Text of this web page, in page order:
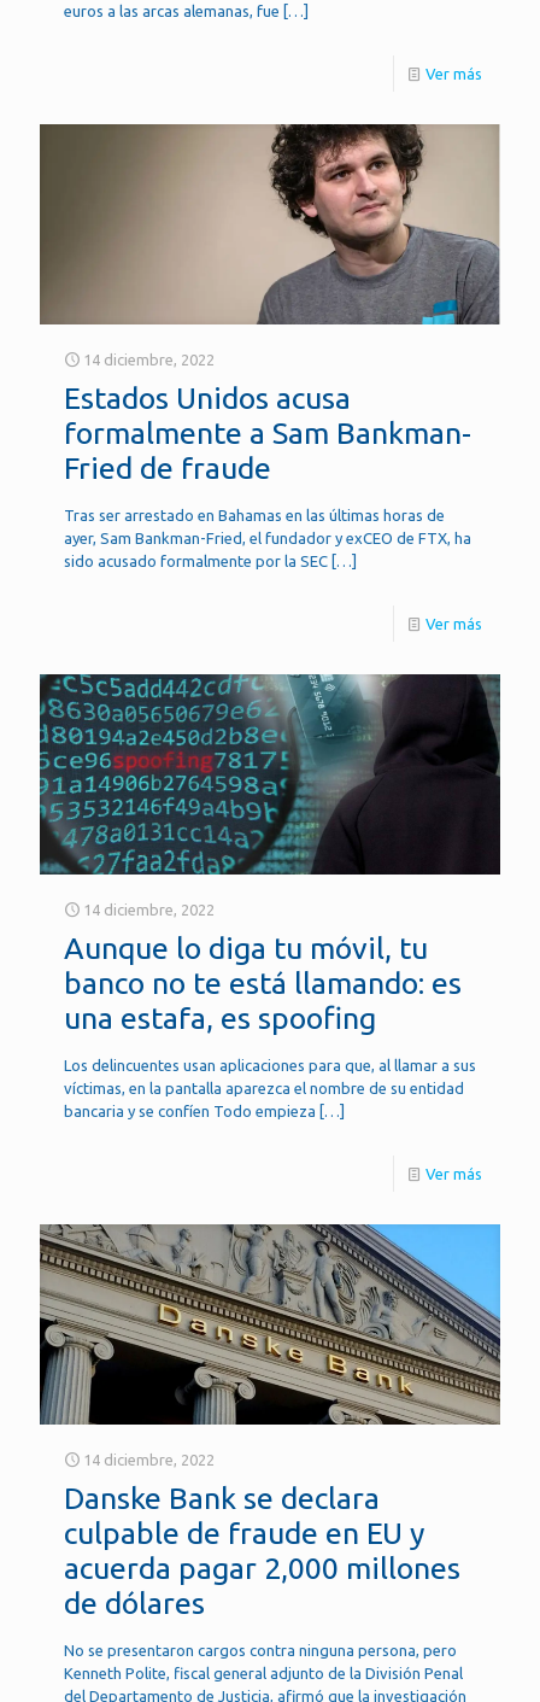
euros a las arcas alemanas, fue […]
Ver más
14 diciembre, 2022
Estados Unidos acusa
formalmente a Sam Bankman-
Fried de fraude
Tras ser arrestado en Bahamas en las últimas horas de
ayer, Sam Bankman-Fried, el fundador y exCEO de FTX, ha
sido acusado formalmente por la SEC […]
Ver más
14 diciembre, 2022
Aunque lo diga tu móvil, tu
banco no te está llamando: es
una estafa, es spoofing
Los delincuentes usan aplicaciones para que, al llamar a sus
víctimas, en la pantalla aparezca el nombre de su entidad
bancaria y se confíen Todo empieza […]
Ver más
14 diciembre, 2022
Danske Bank se declara
culpable de fraude en EU y
acuerda pagar 2,000 millones
de dólares
No se presentaron cargos contra ninguna persona, pero
Kenneth Polite, fiscal general adjunto de la División Penal
del Departamento de Justicia, afirmó que la investigación